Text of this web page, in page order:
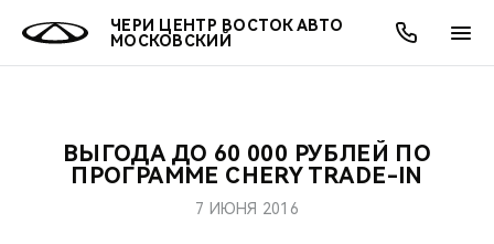
ЧЕРИ ЦЕНТР ВОСТОК АВТО
МОСКОВСКИЙ
МОДЕЛИ
ПОКУПАТЕЛЯМ
ВЛАДЕЛЬЦАМ
МИР CHERY
АКЦИИ
ОНЛАЙН СЕРВИСЫ
О КОМПАНИИ
ВЫГОДА ДО 60 000 РУБЛЕЙ ПО
ПРОГРАММЕ CHERY TRADE-IN
7 ИЮНЯ 2016